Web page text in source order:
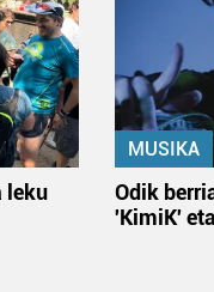
leku
MUSIKA
Odik
'KimiK'